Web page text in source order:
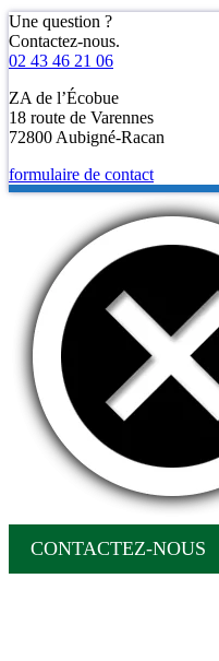
Une question ?
Contactez-nous.
02 43 46 21 06
ZA de l’Écobue
18 route de Varennes
72800 Aubigné-Racan
formulaire de contact
CONTACTEZ-NOUS